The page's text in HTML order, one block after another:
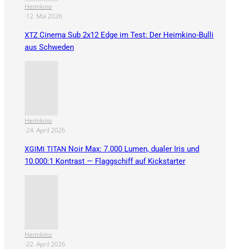
Heimkino
·12. Mai 2026
XTZ Cinema Sub 2x12 Edge im Test: Der Heimkino-Bulli
aus Schweden
Heimkino
·24. April 2026
XGIMI TITAN Noir Max: 7.000 Lumen, dualer Iris und
10.000:1 Kontrast — Flaggschiff auf Kickstarter
Heimkino
·22. April 2026